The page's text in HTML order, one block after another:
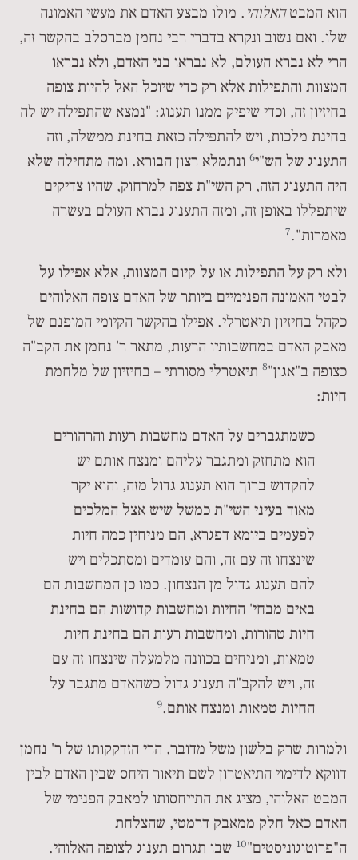
הוא המבטהאלוהי. מולו מבצע האדם את מעשי האמונה
שלו. ואם נשוב ונקרא בדברי רבי נחמן מברסלב בהקשר זה,
הרי לא נברא העולם, לא נבראו בני האדם, ולא נבראו
המצוות והתפילות אלא רק כדי שיוכל האל להיות צופה
בחיזיון זה, וכדי שיפיק ממנו תענוג: "נמצא שהתפילה יש לה
בחינת מלכות, ויש להתפילה כזאת בחינת ממשלה, וזה
התענוג של הש"י6 ונתמלא רצון הבורא. ומה מתחילה שלא
היה התענוג הזה, רק השי"ת צפה למרחוק, שהיו צדיקים
שיתפללו באופן זה, ומזה התענוג נברא העולם בעשרה
מאמרות".7
ולא רק על התפילות או על קיום המצוות, אלא אפילו על
לבטי האמונה הפנימיים ביותר של האדם צופה האלוהים
כקהל בחיזיון תיאטרלי. אפילו בהקשר הקיומי המופנם של
מאבק האדם במחשבותיו הרעות, מתאר ר' נחמן את הקב"ה
כצופה ב"אגון"8 תיאטרלי מסורתי – בחיזיון של מלחמת
חיות:
כשמתגברים על האדם מחשבות רעות והרהורים
הוא מתחזק ומתגבר עליהם ומנצח אותם יש
להקדוש ברוך הוא תענוג גדול מזה, והוא יקר
מאוד בעיני השי"ת כמשל שיש אצל המלכים
לפעמים ביומא דפגרא, הם מניחין כמה חיות
שינצחו זה עם זה, והם עומדים ומסתכלים ויש
להם תענוג גדול מן הנצחון. כמו כן המחשבות הם
באים מבחי' החיות ומחשבות קדושות הם בחינת
חיות טהורות, ומחשבות רעות הם בחינת חיות
טמאות, ומניחים בכוונה מלמעלה שינצחו זה עם
זה, ויש להקב"ה תענוג גדול כשהאדם מתגבר על
החיות טמאות ומנצח אותם.9
ולמרות שרק בלשון משל מדובר, הרי הזדקקותו של ר' נחמן
דווקא לדימוי התיאטרון לשם תיאור היחס שבין האדם לבין
המבט האלוהי, מציג את התייחסותו למאבק הפנימי של
האדם כאל חלק ממאבק דרמטי, שהצלחת
ה"פרוטוגוניסטים"10 שבו תגרום תענוג לצופה האלוהי.